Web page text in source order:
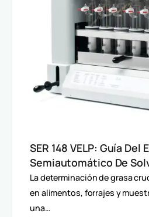
SER 148 VELP: Guía
Semiautomático De
Método Randall
La determinación de grasa
en alimentos, forrajes y
una…